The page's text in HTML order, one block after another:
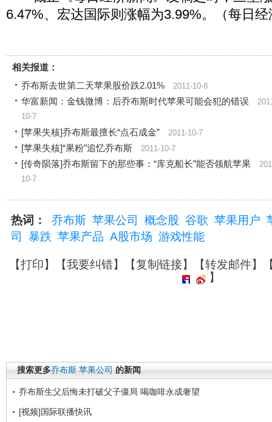
6.47%、宏达国际则涨幅为3.99%。（每日
相关报道：
乔布斯去世第二天苹果股价跌2.01%
2011-10-8
华富新闻：金钱微博：后乔布斯时代苹果可能会犯的错误
10-7
[苹果失核]乔布斯最擅长“点石成金”
2011-10-7
[苹果失核]“果粉”追忆乔布斯 2011-10-7
[传奇陨落]乔布斯留下的那些事：“库克船长”能否领航苹果
10-7
热词： 乔布斯 苹果公司 概念股 谷歌 苹果用户
司
暴跌 苹果产品 A股市场 游戏性能
【打印】【我要纠错】【复制链接】【转发邮件】
】
搜索更多乔布斯 苹果公司 的新闻
乔布斯生父后悔未打破父子僵局 喝咖啡永成奢望
[视频]国际联播快讯